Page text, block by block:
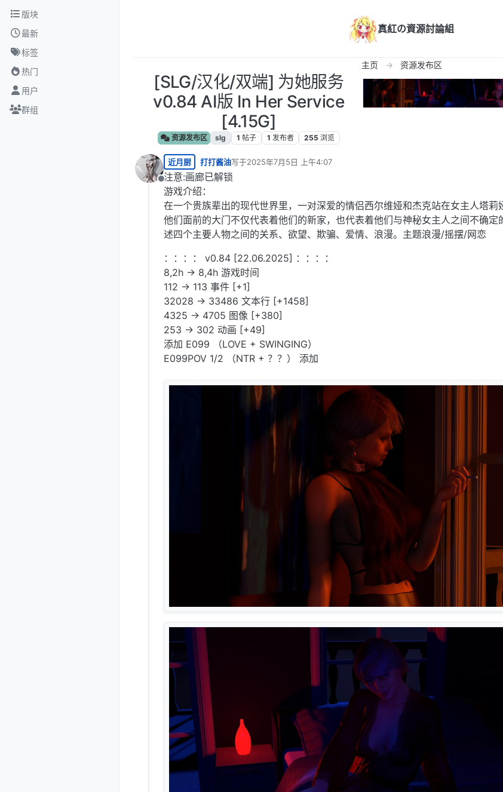
跳转至内容
版块
最新
标签
热门
用户
群组
真紅の資源討論組
主页 资源发布区
[SLG/汉化/双端] 为她服务
v0.84 AI版 In Her Service
[4.15G]
资源发布区 slg 1 帖子 1 发布者 255 浏览
离线
近月厨 打打酱油写于2025年7月5日 上午4:07
最后由 编辑
注意:画廊已解锁
游戏介绍：
在一个贵族辈出的现代世界里，一对深爱的情侣西尔维娅和杰克站在女主人塔莉
他们面前的大门不仅代表着他们的新家，也代表着他们与神秘女主人之间不确定
述四个主要人物之间的关系、欲望、欺骗、爱情、浪漫。主题浪漫/摇摆/网恋
：：：： v0.84 [22.06.2025] ：：：：
8,2h -> 8,4h 游戏时间
112 -> 113 事件 [+1]
32028 -> 33486 文本行 [+1458]
4325 -> 4705 图像 [+380]
253 -> 302 动画 [+49]
添加 E099 （LOVE + SWINGING）
E099POV 1/2 （NTR + ？？） 添加